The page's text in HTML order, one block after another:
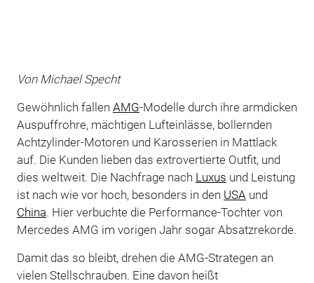
Von Michael Specht
Gewöhnlich fallen AMG-Modelle durch ihre armdicken
Auspuffrohre, mächtigen Lufteinlässe, bollernden
Achtzylinder-Motoren und Karosserien in Mattlack
auf. Die Kunden lieben das extrovertierte Outfit, und
dies weltweit. Die Nachfrage nach Luxus und Leistung
ist nach wie vor hoch, besonders in den USA und
China. Hier verbuchte die Performance-Tochter von
Mercedes AMG im vorigen Jahr sogar Absatzrekorde.
Damit das so bleibt, drehen die AMG-Strategen an
vielen Stellschrauben. Eine davon heißt